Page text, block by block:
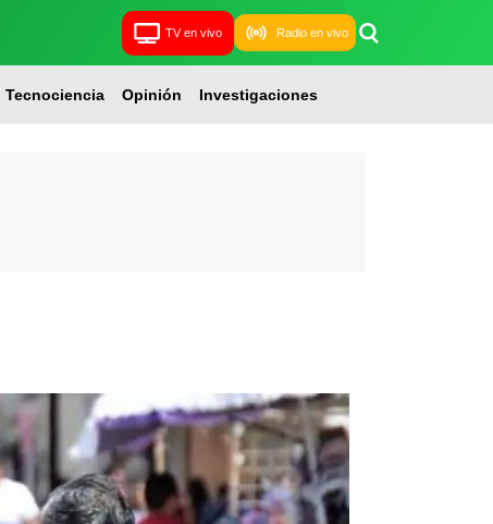
TV en vivo Radio en vivo
Tecnociencia Opinión Investigaciones